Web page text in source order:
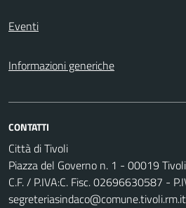
Eventi
Informazioni generiche
CONTATTI
Città di Tivoli
Piazza del Governo n. 1 - 00019
C.F. / P.IVA:C. Fisc. 02696630587 -
segreteriasindaco@comune.tivoli.rm.it